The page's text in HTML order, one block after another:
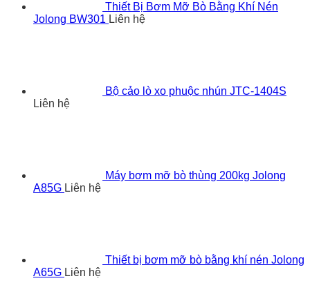
Thiết Bị Bơm Mỡ Bò Bằng Khí Nén
Jolong BW301 Liên hệ
Bộ cảo lò xo phuộc nhún JTC-1404S
Liên hệ
Máy bơm mỡ bò thùng 200kg Jolong
A85G Liên hệ
Thiết bị bơm mỡ bò bằng khí nén Jolong
A65G Liên hệ